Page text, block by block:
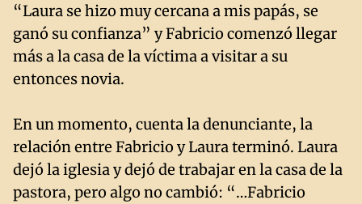
“Laura se hizo muy cercana a mis papás, se
ganó su confianza” y Fabricio comenzó llegar
más a la casa de la víctima a visitar a su
entonces novia.
En un momento, cuenta la denunciante, la
relación entre Fabricio y Laura terminó. Laura
dejó la iglesia y dejó de trabajar en la casa de la
pastora, pero algo no cambió: “…Fabricio